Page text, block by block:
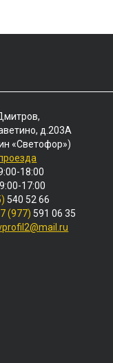
д.203А
«Светофор»)
18:00
17:00
540 52 66
(977) 591 06 35